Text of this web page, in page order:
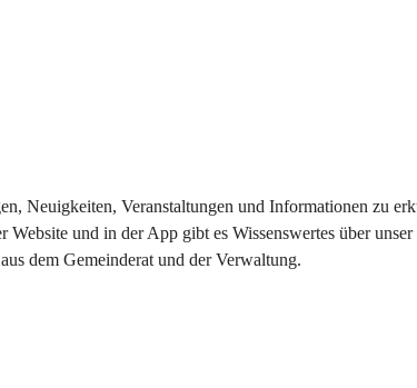
Neuigkeiten, Veranstaltungen und Informationen zu
und in der App gibt es Wissenswertes über
dem Gemeinderat und der Verwaltung.